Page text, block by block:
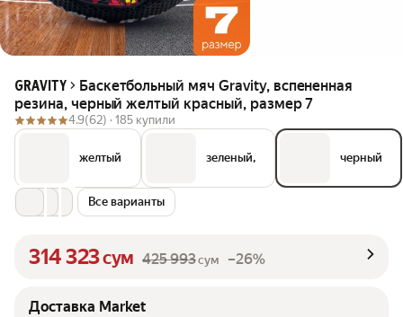
GRAVITY
Баскетбольный мяч Gravity, вспененная
резина, черный желтый красный, размер 7
4.9(62) · 185 купили
желтый зеленый, черный
Все варианты
314 323сум 425 993сум –26%
Доставка Market